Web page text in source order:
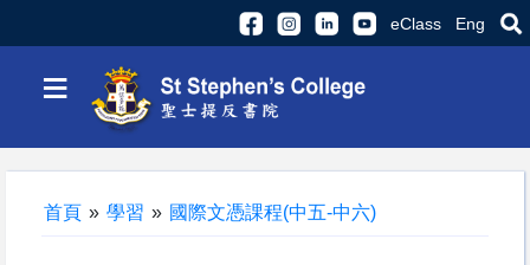
eClass Eng
≡
首頁 » 學習 » 國際文憑課程(中五-中六)